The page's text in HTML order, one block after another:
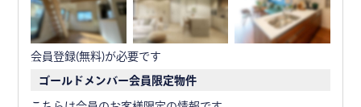
会員登録(無料)が必要です
ゴールドメンバー会員限定物件